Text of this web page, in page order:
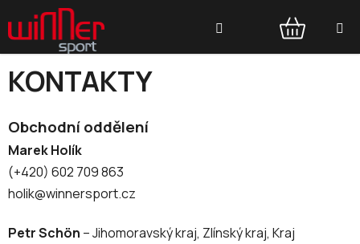
na
obsah
NÁKUPNÍ
KONTAKTY
Obchodní oddělení
Marek Holík
(+420) 602 709 863
holik@winnersport.cz
Petr Schön – Jihomoravský kraj, Zlínský kraj, Kraj